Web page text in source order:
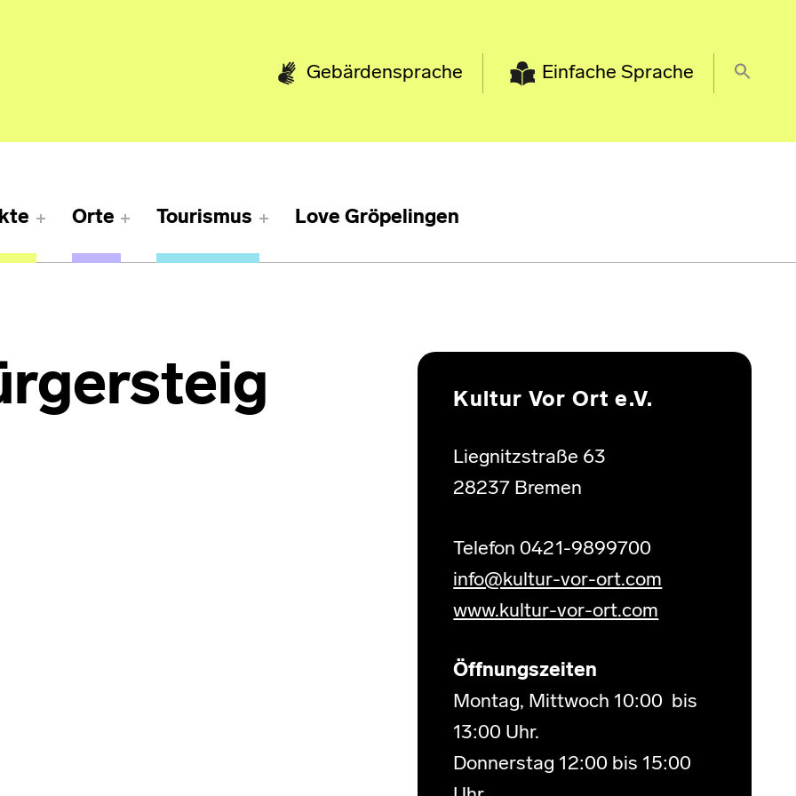
Gebärdensprache Einfache Sprache
Orte Tourismus Love Gröpelingen
Kultur Vor Ort e.V.
Liegnitzstraße 63
28237 Bremen
Telefon 0421-9899700
info@kultur-vor-ort.com
www.kultur-vor-ort.com
Öffnungszeiten
Montag, Mittwoch 10:00 bis
13:00 Uhr.
Donnerstag 12:00 bis 15:00